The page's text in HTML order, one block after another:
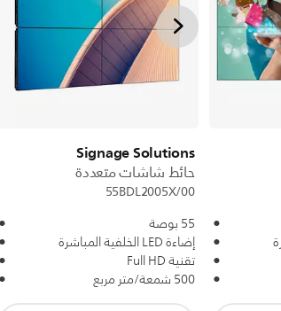
Signage Solutions
حائط شاشات متعددة
55BDL2005X/00
55 بوصة
إضاءة LED الخلفية المباشرة
تقنية Full HD
500 شمعة/متر مربع